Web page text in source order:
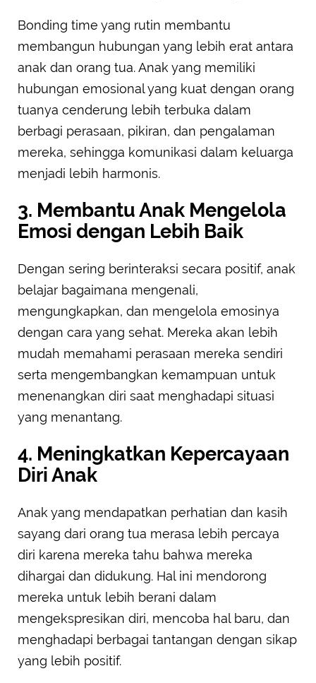
Bonding time yang rutin membantu
membangun hubungan yang lebih erat antara
anak dan orang tua. Anak yang memiliki
hubungan emosional yang kuat dengan orang
tuanya cenderung lebih terbuka dalam
berbagi perasaan, pikiran, dan pengalaman
mereka, sehingga komunikasi dalam keluarga
menjadi lebih harmonis.
3. Membantu Anak Mengelola
Emosi dengan Lebih Baik
Dengan sering berinteraksi secara positif, anak
belajar bagaimana mengenali,
mengungkapkan, dan mengelola emosinya
dengan cara yang sehat. Mereka akan lebih
mudah memahami perasaan mereka sendiri
serta mengembangkan kemampuan untuk
menenangkan diri saat menghadapi situasi
yang menantang.
4. Meningkatkan Kepercayaan
Diri Anak
Anak yang mendapatkan perhatian dan kasih
sayang dari orang tua merasa lebih percaya
diri karena mereka tahu bahwa mereka
dihargai dan didukung. Hal ini mendorong
mereka untuk lebih berani dalam
mengekspresikan diri, mencoba hal baru, dan
menghadapi berbagai tantangan dengan sikap
yang lebih positif.